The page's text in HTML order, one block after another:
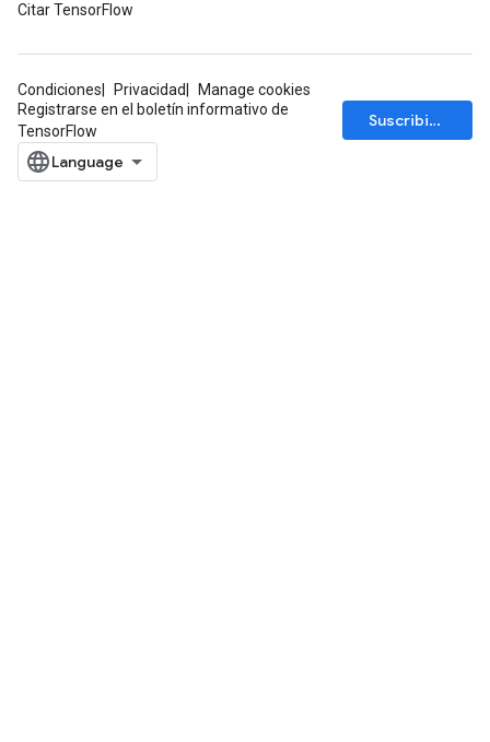
Citar TensorFlow
Condiciones Privacidad
Manage cookies
Registrarse en el boletín informativo de
TensorFlow
Suscribirse